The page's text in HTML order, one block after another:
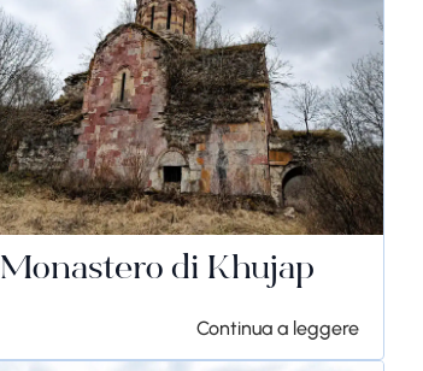
Monastero di Khujap
Continua a leggere